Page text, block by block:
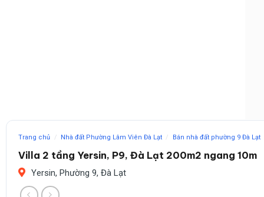
Trang chủ / Nhà đất Phường Lâm Viên Đà Lạt / Bán nhà đất phường 9 Đà Lạt
Villa 2 tầng Yersin, P9, Đà Lạt 200m2 ngang 10m
Yersin, Phường 9, Đà Lạt